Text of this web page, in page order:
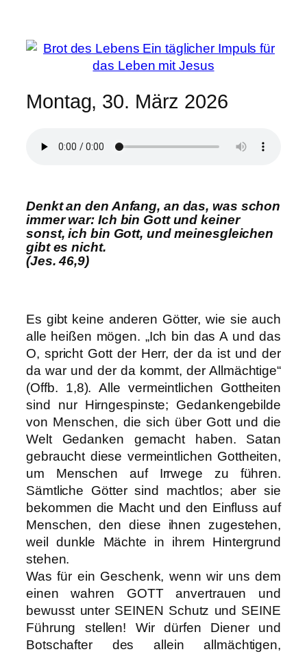
Montag, 30. März 2026
Denkt an den Anfang, an das, was schon
immer war: Ich bin Gott und keiner
sonst, ich bin Gott, und meinesgleichen
gibt es nicht.
(Jes. 46,9)
Es gibt keine anderen Götter, wie sie auch
alle heißen mögen. „Ich bin das A und das
O, spricht Gott der Herr, der da ist und der
da war und der da kommt, der Allmächtige“
(Offb. 1,8). Alle vermeintlichen Gottheiten
sind nur Hirngespinste; Gedankengebilde
von Menschen, die sich über Gott und die
Welt Gedanken gemacht haben. Satan
gebraucht diese vermeintlichen Gottheiten,
um Menschen auf Irrwege zu führen.
Sämtliche Götter sind machtlos; aber sie
bekommen die Macht und den Einfluss auf
Menschen, den diese ihnen zugestehen,
weil dunkle Mächte in ihrem Hintergrund
stehen.
Was für ein Geschenk, wenn wir uns dem
einen wahren GOTT anvertrauen und
bewusst unter SEINEN Schutz und SEINE
Führung stellen! Wir dürfen Diener und
Botschafter des allein allmächtigen,